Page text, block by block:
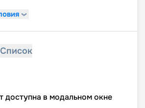
Список
доступна в модальном окне